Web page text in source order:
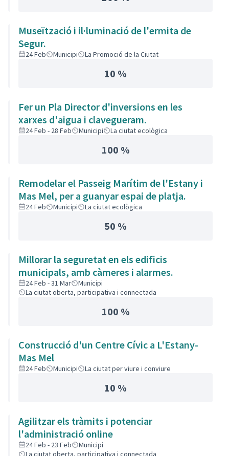
Museïtzació i il·luminació de l'ermita de
Segur.
24 Feb Municipi La Promoció de la Ciutat
10 %
Fer un Pla Director d'inversions en les
xarxes d'aigua i clavegueram.
24 Feb - 28 Feb Municipi La ciutat ecològica
100 %
Remodelar el Passeig Marítim de l'Estany i
Mas Mel, per a guanyar espai de platja.
24 Feb Municipi La ciutat ecològica
50 %
Millorar la seguretat en els edificis
municipals, amb càmeres i alarmes.
24 Feb - 31 Mar
Municipi
La ciutat oberta, participativa i connectada
100 %
Construcció d'un Centre Cívic a L'Estany-
Mas Mel
24 Feb Municipi La ciutat per viure i conviure
10 %
Agilitzar els tràmits i potenciar
l'administració online
24 Feb - 23 Feb
Municipi
La ciutat oberta, participativa i connectada